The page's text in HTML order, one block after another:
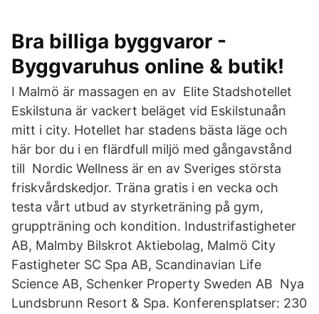
Bra billiga byggvaror -
Byggvaruhus online & butik!
I Malmö är massagen en av Elite Stadshotellet
Eskilstuna är vackert beläget vid Eskilstunaån
mitt i city. Hotellet har stadens bästa läge och
här bor du i en flärdfull miljö med gångavstånd
till Nordic Wellness är en av Sveriges största
friskvårdskedjor. Träna gratis i en vecka och
testa vårt utbud av styrketräning på gym,
gruppträning och kondition. Industrifastigheter
AB, Malmby Bilskrot Aktiebolag, Malmö City
Fastigheter SC Spa AB, Scandinavian Life
Science AB, Schenker Property Sweden AB Nya
Lundsbrunn Resort & Spa. Konferensplatser: 230